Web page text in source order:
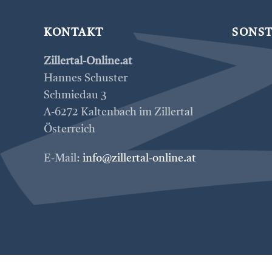
KONTAKT
Zillertal-Online.at
Hannes Schuster
Schmiedau 3
A-6272 Kaltenbach im Zillertal
Österreich
E-Mail: info@zillertal-online.at